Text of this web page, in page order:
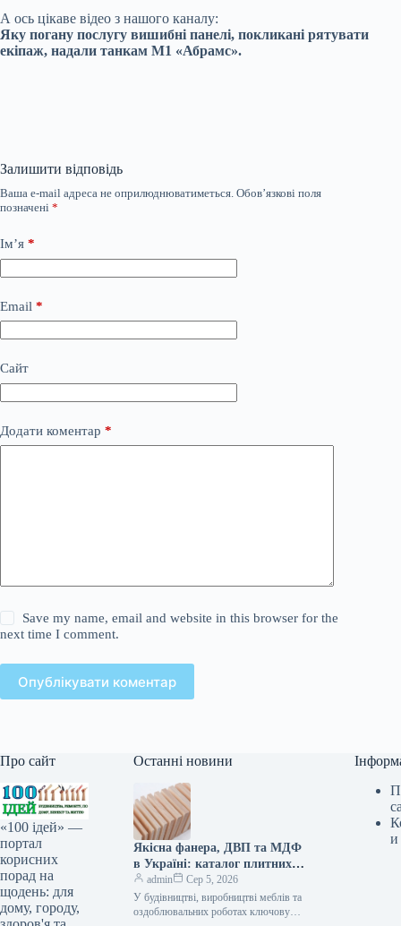
А ось цікаве відео з нашого каналу:
Яку погану послугу вишибні панелі, покликані рятувати
екіпаж, надали танкам М1 «Абрамс».
Залишити відповідь
Ваша e-mail адреса не оприлюднюватиметься. Обов’язкові поля
позначені *
Ім’я *
Email *
Сайт
Додати коментар *
Save my name, email and website in this browser for the
next time I comment.
Опублікувати коментар
Про сайт
«100 ідей» —
портал
корисних
порад на
щодень: для
дому, городу,
Останні новини
Якісна фанера, ДВП та МДФ
в Україні: каталог плитних
матеріалів від «ВІН-ВУД»
admin
Сер 5, 2026
У будівництві, виробництві меблів та
оздоблювальних роботах ключову
и